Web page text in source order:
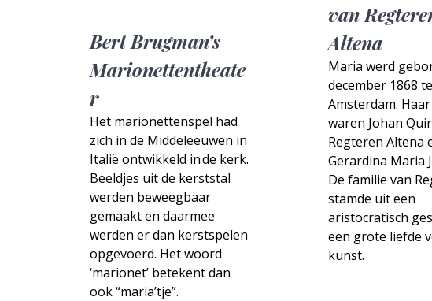
Bert Brugman’s
Marionettentheate
r
Het marionettenspel had
zich in de Middeleeuwen in
Italië ontwikkeld in de kerk.
Beeldjes uit de kerststal
werden beweegbaar
gemaakt en daarmee
werden er dan kerstspelen
opgevoerd. Het woord
‘marionet’ betekent dan
ook “maria’tje”.
van
Altena
Maria werd
december 1868 te
Amsterdam.
waren Johan
Regteren Altena
Gerardina Maria
De familie van
stamde uit een
aristocratisch
een grote liefde
kunst.